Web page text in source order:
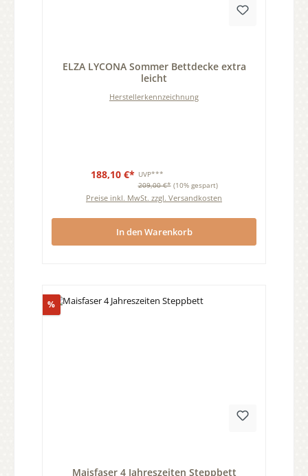
ELZA LYCONA Sommer Bettdecke extra
leicht
Herstellerkennzeichnung
188,10 €* UVP***
209,00 €* (10% gespart)
Preise inkl. MwSt. zzgl. Versandkosten
In den Warenkorb
%Rabatt
Maisfaser 4 Jahreszeiten Steppbett